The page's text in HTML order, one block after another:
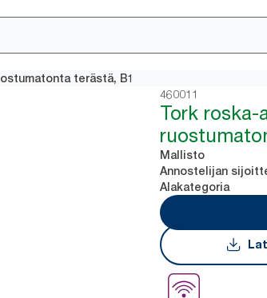
terästä, B1
460011
Tork roska-
Mallisto
Annostelijan
Alakategoria